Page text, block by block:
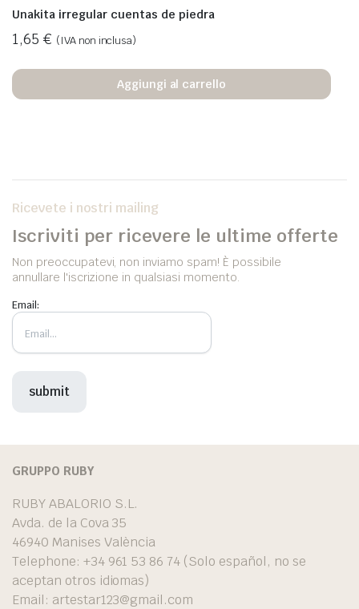
Unakita irregular cuentas de piedra
1,65 € (IVA non inclusa)
Aggiungi al carrello
Ricevete i nostri mailing
Iscriviti per ricevere le ultime offerte
Non preoccupatevi, non inviamo spam! È possibile
annullare l'iscrizione in qualsiasi momento.
Email:
GRUPPO RUBY
RUBY ABALORIO S.L.
Avda. de la Cova 35
46940 Manises València
Telephone: +34 961 53 86 74 (Solo español, no se
aceptan otros idiomas)
Email: artestar123@gmail.com